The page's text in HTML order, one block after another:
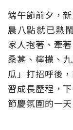
端午節前夕，
晨八點就已熱
家人抱著、牽
桑葚、檸檬、
瓜」打招呼後
習成長歷程，
節慶氛圍的一天